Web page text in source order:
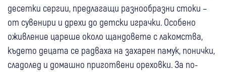
десетки сергии, предлагащи разнообразни стоки –
от сувенири и дрехи до детски играчки. Особено
оживление цареше около щандовете с лакомства,
където децата се радваха на захарен памук, понички,
сладолед и домашно приготвени ореховки. За по-